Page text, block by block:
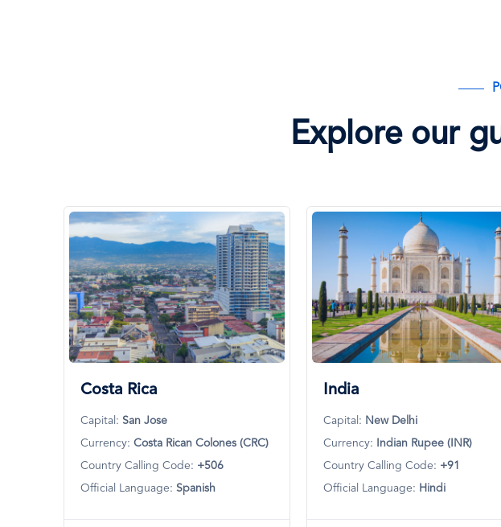
Code:
+93
Official
Language:
Dari
and
Pashto
EsplorareRisorse
Algeria
Explore our
Costa Rica
Capital: San Jose
Currency: Costa Rican Colones (CRC)
Country Calling Code: +506
Official Language: Spanish
India
Capital: New Delhi
Currency:
Indian Rupee (INR)
Country Calling Code: +91
Official Language: Hindi